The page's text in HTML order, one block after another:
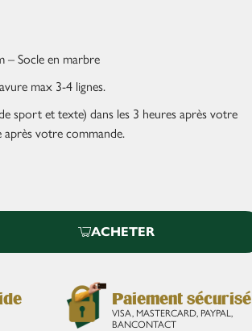
– Socle en marbre
max 3-4 lignes.
sport et texte) dans les 3 heures après votre
après votre commande.
ACHETER
Paiement sécurisé
VISA, MASTERCARD, PAYPAL,
BANCONTACT